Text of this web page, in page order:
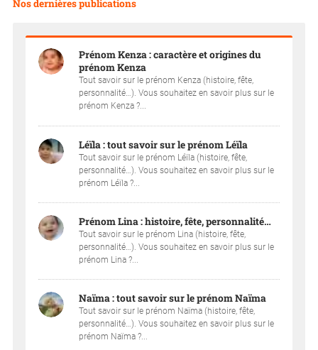
Nos dernières publications
Prénom Kenza : caractère et origines du
prénom Kenza
Tout savoir sur le prénom Kenza (histoire, fête,
personnalité…). Vous souhaitez en savoir plus sur le
prénom Kenza ?...
Léïla : tout savoir sur le prénom Léïla
Tout savoir sur le prénom Léïla (histoire, fête,
personnalité…). Vous souhaitez en savoir plus sur le
prénom Léïla ?...
Prénom Lina : histoire, fête, personnalité…
Tout savoir sur le prénom Lina (histoire, fête,
personnalité…). Vous souhaitez en savoir plus sur le
prénom Lina ?...
Naïma : tout savoir sur le prénom Naïma
Tout savoir sur le prénom Naïma (histoire, fête,
personnalité…). Vous souhaitez en savoir plus sur le
prénom Naïma ?...